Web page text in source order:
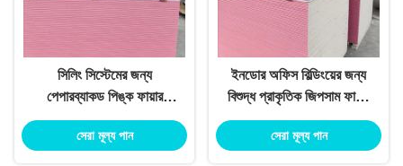
সিলিং সিস্টেমের জন্য
পেপারব্যাকড পিঙ্ক ফায়ার
রেজিস্ট্যান্ট প্লাস্টারবোর্ড
সেরা মূল্য পান
ইনডোর অফিস বিল্ডিংয়ের জন্য
বিশুদ্ধ প্রাকৃতিক জিপসাম ফায়ার
প্রুফ শিট রক 4 X 8ft
সেরা মূল্য পান